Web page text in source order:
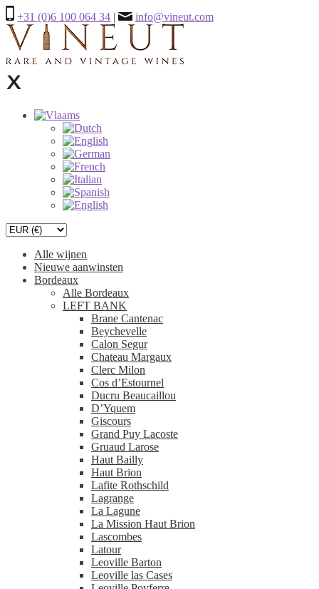
+31 (0)6 100 064 34 | info@vineut.com
Alle wijnen
Nieuwe aanwinsten
Bordeaux
Alle Bordeaux
LEFT BANK
Brane Cantenac
Beychevelle
Calon Segur
Chateau Margaux
Clerc Milon
Cos d’Estournel
Ducru Beaucaillou
D’Yquem
Giscours
Grand Puy Lacoste
Gruaud Larose
Haut Bailly
Haut Brion
Lafite Rothschild
Lagrange
La Lagune
La Mission Haut Brion
Lascombes
Latour
Leoville Barton
Leoville las Cases